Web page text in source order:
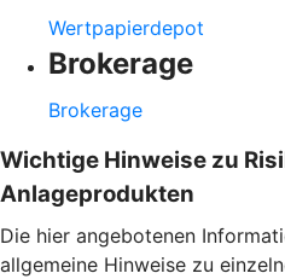
Wertpapierdepot
Brokerage
Brokerage
Wichtige Hinweise zu
Anlageprodukten
Die hier angebotenen
allgemeine Hinweise zu